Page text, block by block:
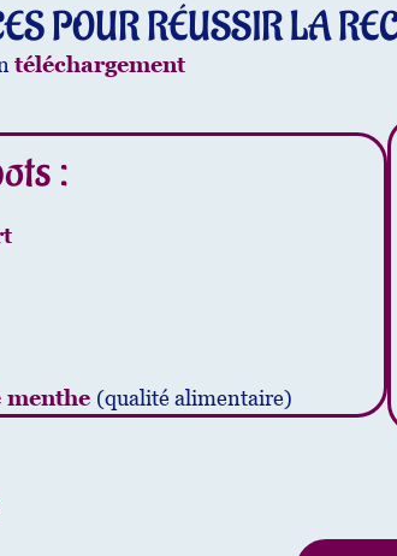
POUR RÉUSSIR LA
téléchargement
:
menthe (qualité alimentaire)